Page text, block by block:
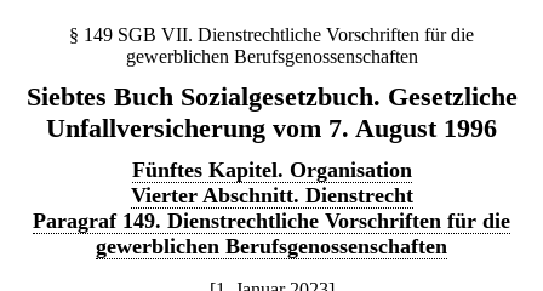
§ 149 SGB VII. Dienstrechtliche Vorschriften für die
gewerblichen Berufsgenossenschaften
Siebtes Buch Sozialgesetzbuch. Gesetzliche
Unfallversicherung vom 7. August 1996
Fünftes Kapitel. Organisation
Vierter Abschnitt. Dienstrecht
Paragraf 149. Dienstrechtliche Vorschriften für die
gewerblichen Berufsgenossenschaften